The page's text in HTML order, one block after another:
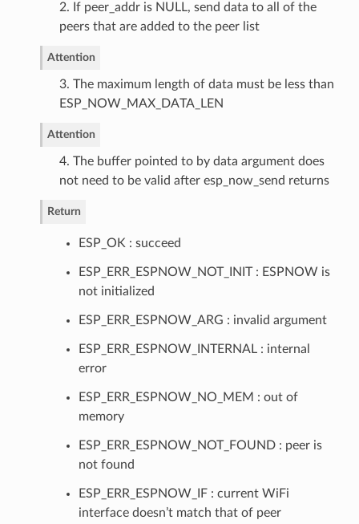
2. If peer_addr is NULL, send data to all of the
peers that are added to the peer list
Attention
3. The maximum length of data must be less than
ESP_NOW_MAX_DATA_LEN
Attention
4. The buffer pointed to by data argument does
not need to be valid after esp_now_send returns
Return
ESP_OK : succeed
ESP_ERR_ESPNOW_NOT_INIT : ESPNOW is
not initialized
ESP_ERR_ESPNOW_ARG : invalid argument
ESP_ERR_ESPNOW_INTERNAL : internal
error
ESP_ERR_ESPNOW_NO_MEM : out of
memory
ESP_ERR_ESPNOW_NOT_FOUND : peer is
not found
ESP_ERR_ESPNOW_IF : current WiFi
interface doesn’t match that of peer